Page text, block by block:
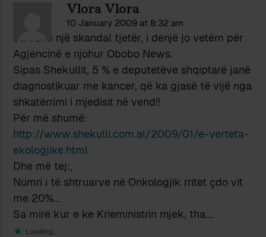
Vlora Vlora
10 January 2009 at 8:32 am
Ja edhe një skandal tjetër, i denjë jo vetëm për
Agjencinë e njohur Obobo News.
Sipas Shekullit, 5 % e deputetëve shqiptarë janë
diagnostikuar me kancer, që ka gjasë të vijë nga
shkatërrimi i mjedisit në vend!!
Për më shumë:
http://www.shekulli.com.al/2009/01/e-verteta-
ekologjike.html
Dhe më tej:,
Numri i të shtruarve në Onkologjik rritet çdo vit
me 20%…
Sa mirë kur e ke Krieministrin mjek, tha….
Loading...